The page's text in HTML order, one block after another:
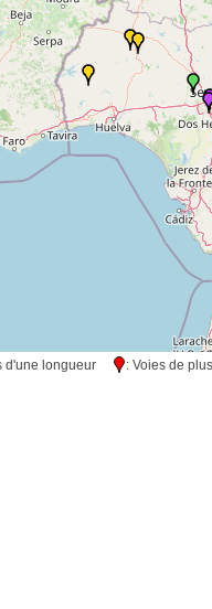
d'une longueur : Voies de